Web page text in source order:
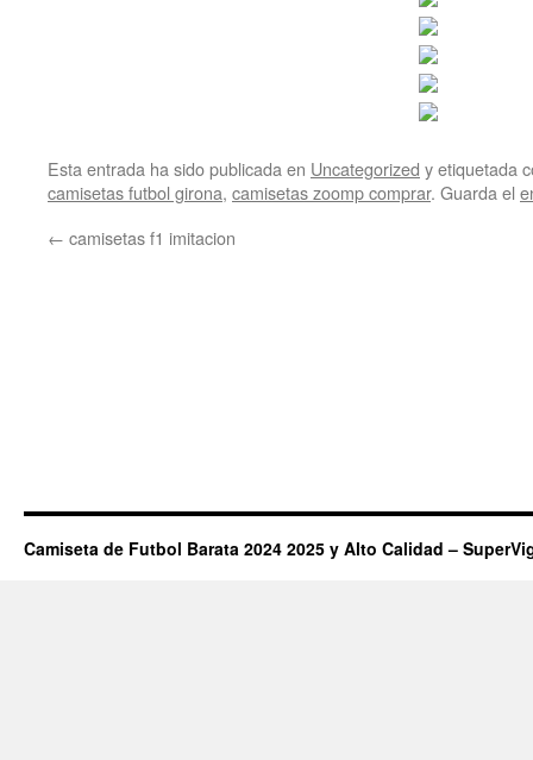
Esta entrada ha sido publicada en Uncategorized y etiquetada
camisetas futbol girona, camisetas zoomp comprar. Guarda el
← camisetas f1 imitacion
Camiseta de Futbol Barata 2024 2025 y Alto Calidad –